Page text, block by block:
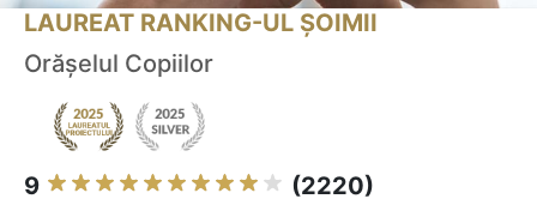
LAUREAT RANKING-UL ȘOIMII
Orășelul Copiilor
9 (2220)